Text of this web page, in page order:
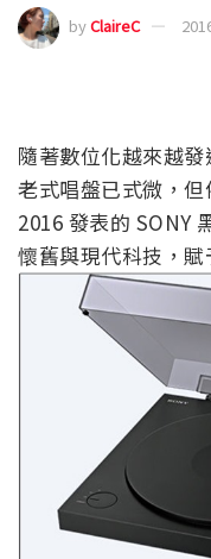
byClaireC
隨著數位化越來越
老式唱盤已式微，
2016 發表的 SONY
懷舊與現代科技，賦